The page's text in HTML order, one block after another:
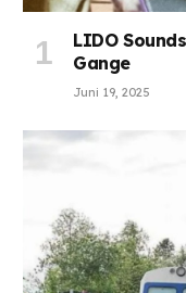
LIDO
Gange
Juni 19, 2025